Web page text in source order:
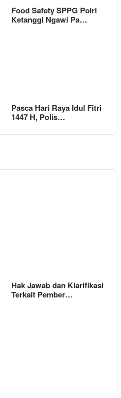
Food Safety SPPG Polri
Ketanggi Ngawi Pa…
Pasca Hari Raya Idul Fitri
1447 H, Polis…
Hak Jawab dan Klarifikasi
Terkait Pember…